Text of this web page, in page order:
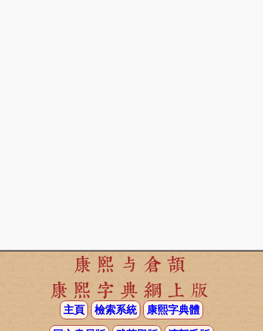
康熙与倉頡
康熙字典網上版
主頁 檢索系統 康熙字典體